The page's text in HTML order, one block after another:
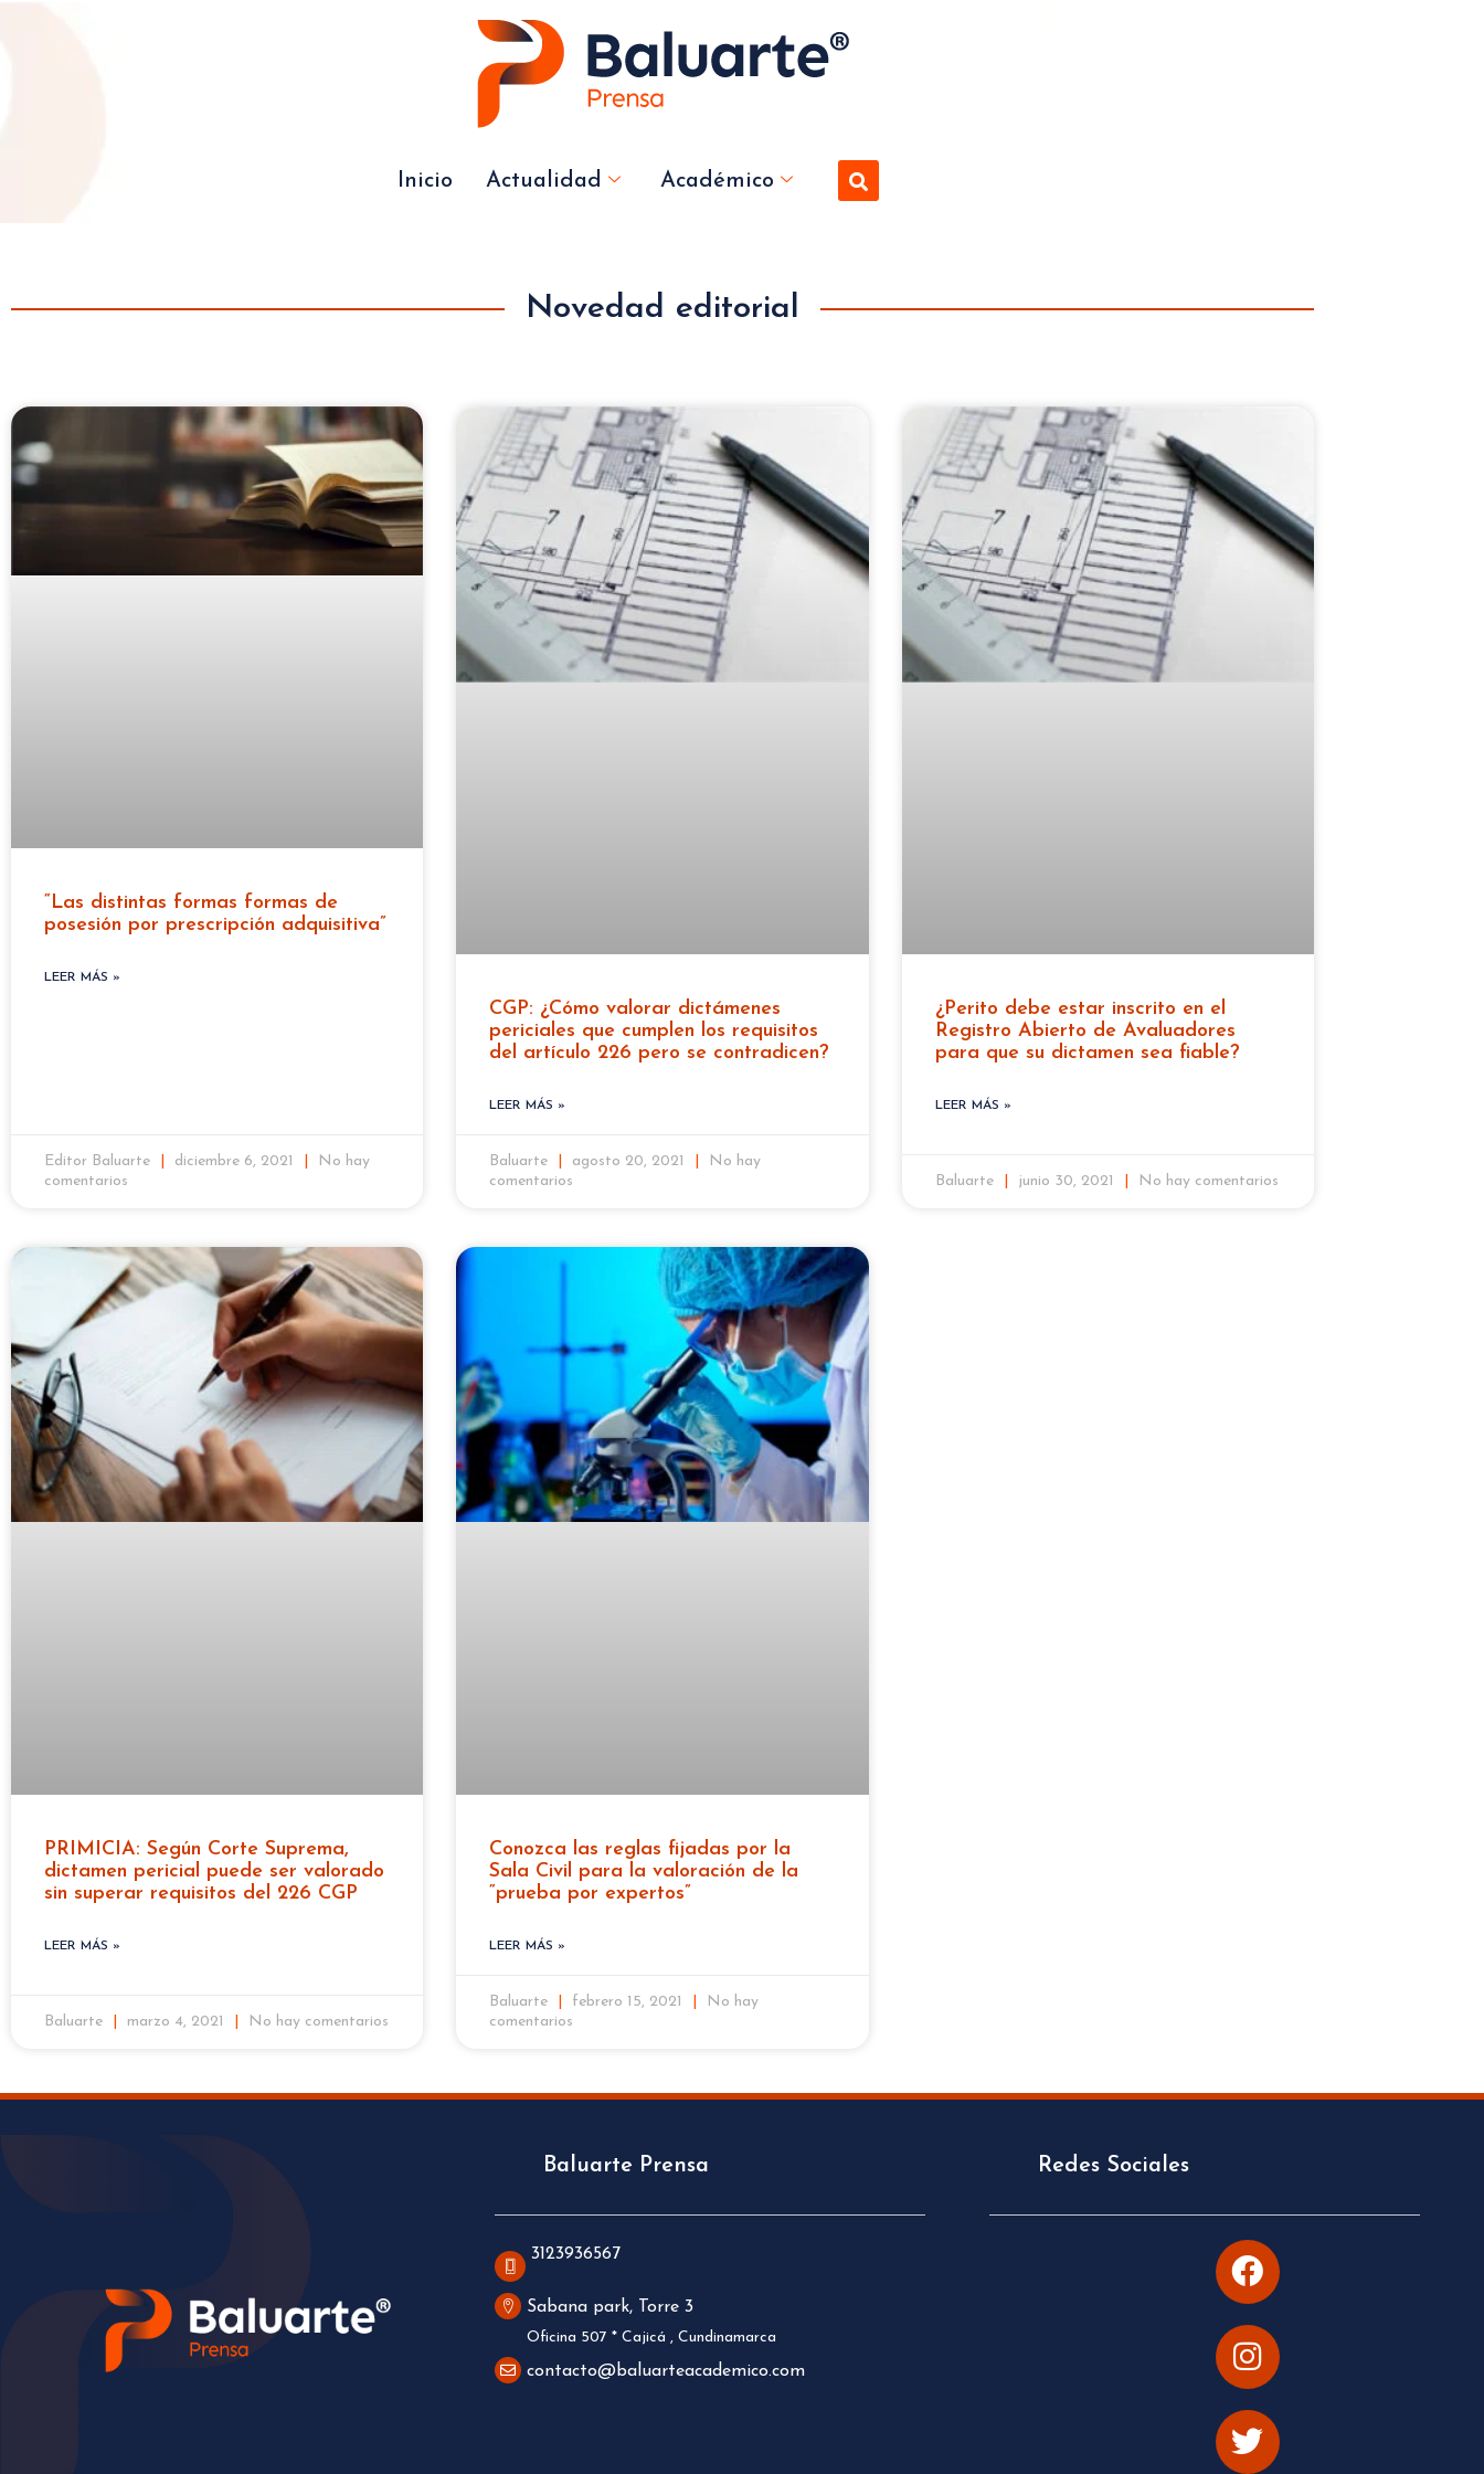
Inicio Actualidad Académico
Novedad editorial
“Las distintas formas formas de
posesión por prescripción adquisitiva”
LEER MÁS »
Editor Baluarte diciembre 6, 2021
No hay
comentarios
CGP: ¿Cómo valorar dictámenes
periciales que cumplen los requisitos
del artículo 226 pero se contradicen?
LEER MÁS »
Baluarte agosto 20, 2021
No hay
comentarios
¿Perito debe estar inscrito en el
Registro Abierto de Avaluadores
para que su dictamen sea fiable?
LEER MÁS »
Baluarte junio 30, 2021 No hay comentarios
PRIMICIA: Según Corte Suprema,
dictamen pericial puede ser valorado
sin superar requisitos del 226 CGP
LEER MÁS »
Baluarte marzo 4, 2021 No hay comentarios
Conozca las reglas fijadas por la
Sala Civil para la valoración de la
“prueba por expertos”
LEER MÁS »
Baluarte febrero 15, 2021
No hay
comentarios
Baluarte Prensa
3123936567
Sabana park, Torre 3
Oficina 507 * Cajicá , Cundinamarca
contacto@baluarteacademico.com
Redes Sociales